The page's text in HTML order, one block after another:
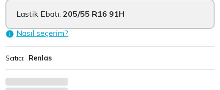
Lastik Ebatı:205/55 R16 91H
Nasıl seçerim?
Satıcı: Renlas